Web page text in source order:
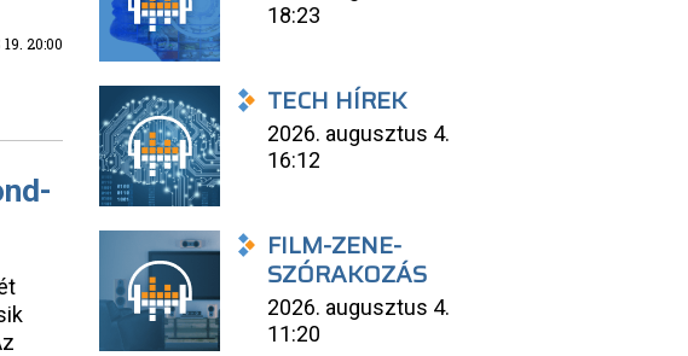
20:00
18:23
TECH HÍREK
2026. augusztus 4.
16:12
FILM-ZENE-
SZÓRAKOZÁS
2026. augusztus 4.
11:20